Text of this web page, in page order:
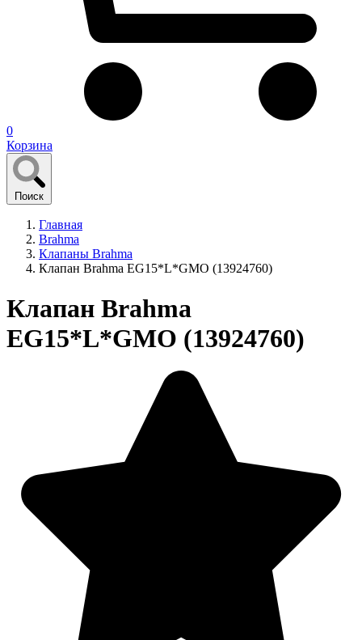
0
Корзина
Поиск
Главная
Brahma
Клапаны Brahma
Клапан Brahma EG15*L*GMO (13924760)
Клапан Brahma
EG15*L*GMO (13924760)